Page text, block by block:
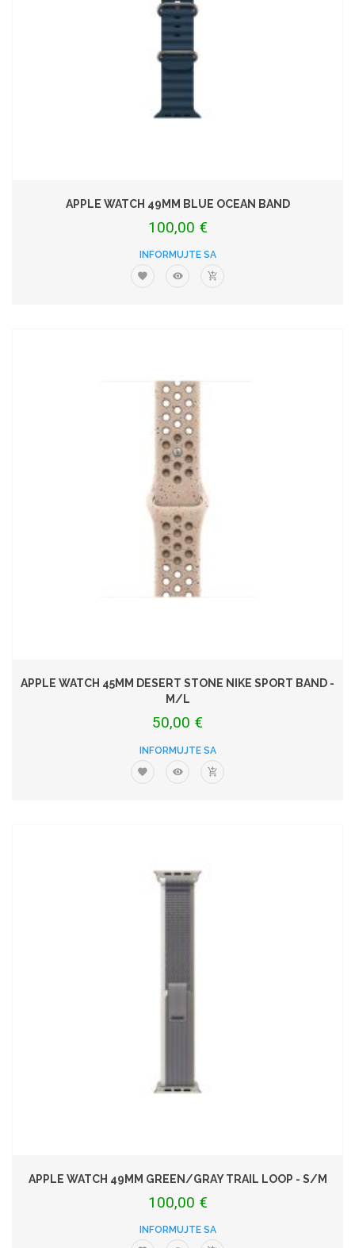
APPLE WATCH 49MM BLUE OCEAN BAND
100,00 €
INFORMUJTE SA
APPLE WATCH 45MM DESERT STONE NIKE SPORT BAND -
M/L
50,00 €
INFORMUJTE SA
APPLE WATCH 49MM GREEN/GRAY TRAIL LOOP - S/M
100,00 €
INFORMUJTE SA